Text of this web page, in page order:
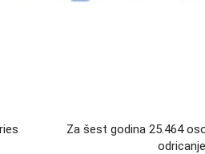
Za šest godina 25.464